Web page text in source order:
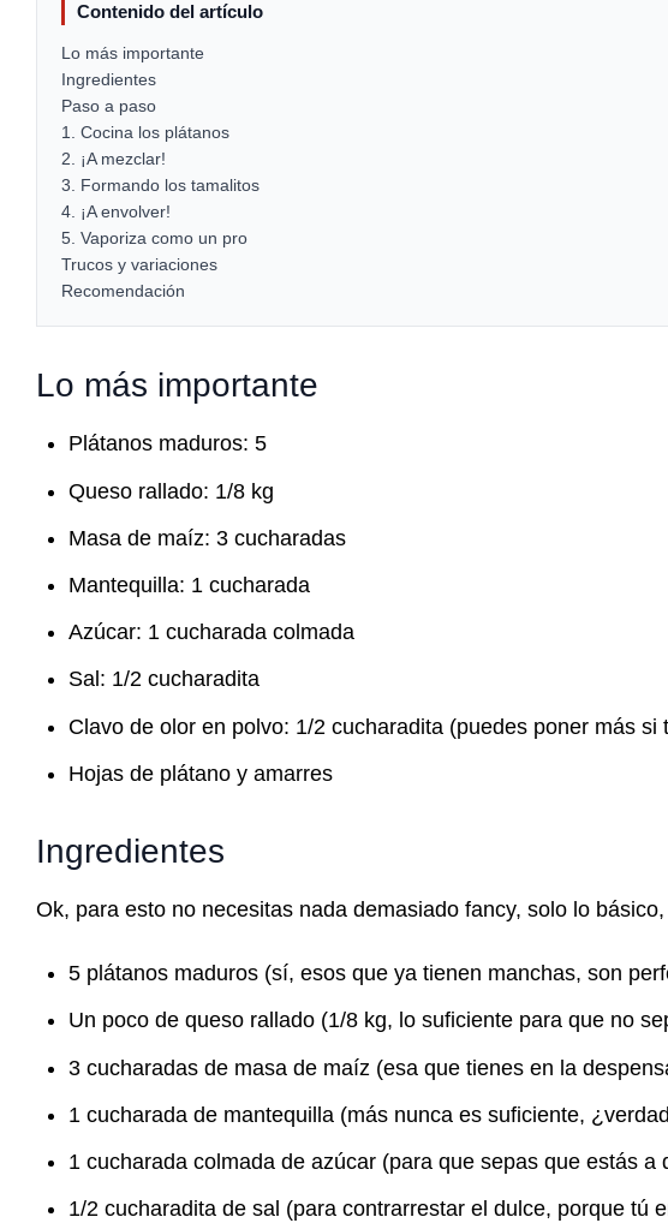
Contenido del artículo
Lo más importante
Ingredientes
Paso a paso
1. Cocina los plátanos
2. ¡A mezclar!
3. Formando los tamalitos
4. ¡A envolver!
5. Vaporiza como un pro
Trucos y variaciones
Recomendación
Lo más importante
Plátanos maduros: 5
Queso rallado: 1/8 kg
Masa de maíz: 3 cucharadas
Mantequilla: 1 cucharada
Azúcar: 1 cucharada colmada
Sal: 1/2 cucharadita
Clavo de olor en polvo: 1/2 cucharadita (puedes poner más si
Hojas de plátano y amarres
Ingredientes
Ok, para esto no necesitas nada demasiado fancy, solo lo
5 plátanos maduros (sí, esos que ya tienen manchas, son
Un poco de queso rallado (1/8 kg, lo suficiente para que no
3 cucharadas de masa de maíz (esa que tienes en la
1 cucharada de mantequilla (más nunca es suficiente,
1 cucharada colmada de azúcar (para que sepas que estás a
1/2 cucharadita de sal (para contrarrestar el dulce, porque tú